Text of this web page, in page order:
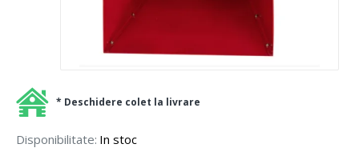
Disponibilitate: In stoc
* Deschidere colet la livrare